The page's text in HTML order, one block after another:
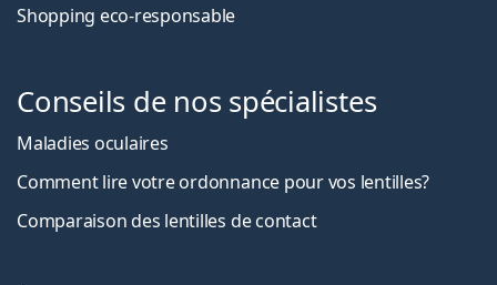
Shopping eco-responsable
Conseils de nos spécialistes
Maladies oculaires
Comment lire votre ordonnance pour vos lentilles?
Comparaison des lentilles de contact